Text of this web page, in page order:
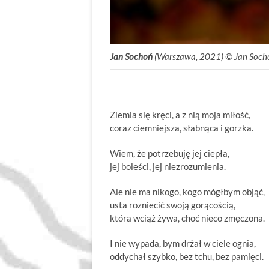
Jan Sochoń (Warszawa, 2021) © Jan
Ziemia się kręci, a z nią moja miłość,
coraz ciemniejsza, słabnąca i gorzka.
Wiem, że potrzebuję jej ciepła,
jej boleści, jej niezrozumienia.
Ale nie ma nikogo, kogo mógłbym objąć,
usta rozniecić swoją gorącością,
która wciąż żywa, choć nieco zmęczona.
I nie wypada, bym drżał w ciele ognia,
oddychał szybko, bez tchu, bez pamięci.